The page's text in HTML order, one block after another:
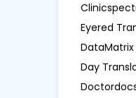
Eyered
Day